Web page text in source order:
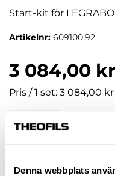
Denna webbplats
Start-kit för
Artikelnr: 609100.92
3 084,00 kr
Pris / 1 set: 3 084,00 kr
set